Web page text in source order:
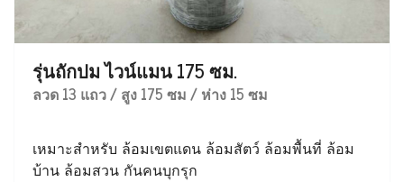
รุ่นถักปม ไวน์แมน 175 ซม.
ลวด 13 แถว / สูง 175 ซม / ห่าง 15 ซม
เหมาะสำหรับ ล้อมเขตแดน ล้อมสัตว์ ล้อมพื้นที่ ล้อม
บ้าน ล้อมสวน กันคนบุกรุก